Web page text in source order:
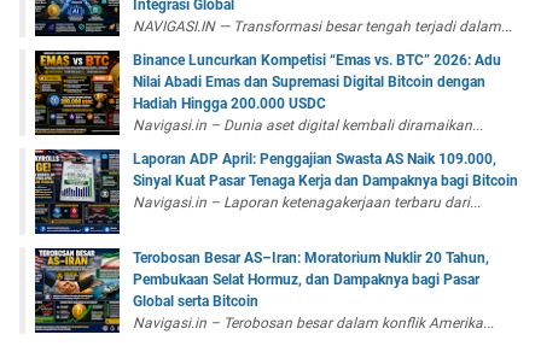
Integrasi Global
NAVIGASI.IN — Transformasi besar tengah terjadi dalam...
Binance Luncurkan Kompetisi “Emas vs. BTC” 2026: Adu
Nilai Abadi Emas dan Supremasi Digital Bitcoin dengan
Hadiah Hingga 200.000 USDC
Navigasi.in – Dunia aset digital kembali diramaikan...
Laporan ADP April: Penggajian Swasta AS Naik 109.000,
Sinyal Kuat Pasar Tenaga Kerja dan Dampaknya bagi Bitcoin
Navigasi.in – Laporan ketenagakerjaan terbaru dari...
Terobosan Besar AS–Iran: Moratorium Nuklir 20 Tahun,
Pembukaan Selat Hormuz, dan Dampaknya bagi Pasar
Global serta Bitcoin
Navigasi.in – Terobosan besar dalam konflik Amerika...